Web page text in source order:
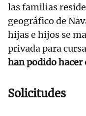
las familias
geográfico de
hijas e hijos se
privada para
han podido
Solicitudes